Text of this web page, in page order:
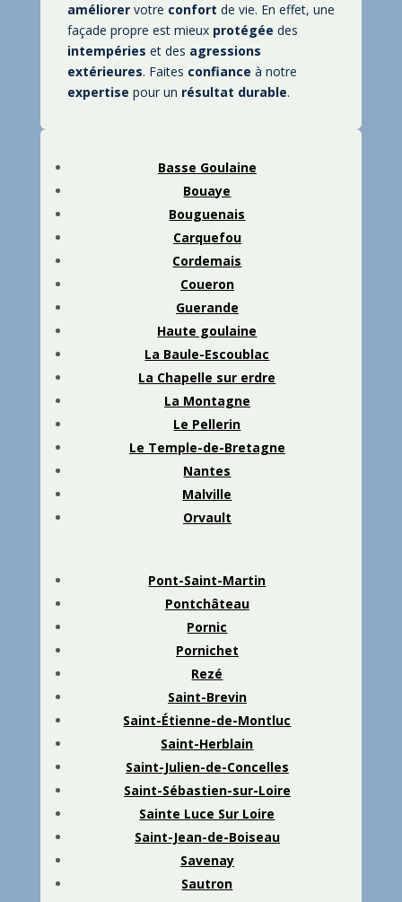
améliorervotre confort de vie. En effet, une
façade propre est mieux protégée des
intempéries et des agressions
extérieures. Faites confiance à notre
expertise pour un résultat durable.
Basse Goulaine
Bouaye
Bouguenais
Carquefou
Cordemais
Coueron
Guerande
Haute goulaine
La Baule-Escoublac
La Chapelle sur erdre
La Montagne
Le Pellerin
Le Temple-de-Bretagne
Nantes
Malville
Orvault
Pont-Saint-Martin
Pontchâteau
Pornic
Pornichet
Rezé
Saint-Brevin
Saint-Étienne-de-Montluc
Saint-Herblain
Saint-Julien-de-Concelles
Saint-Sébastien-sur-Loire
Sainte Luce Sur Loire
Saint-Jean-de-Boiseau
Savenay
Sautron